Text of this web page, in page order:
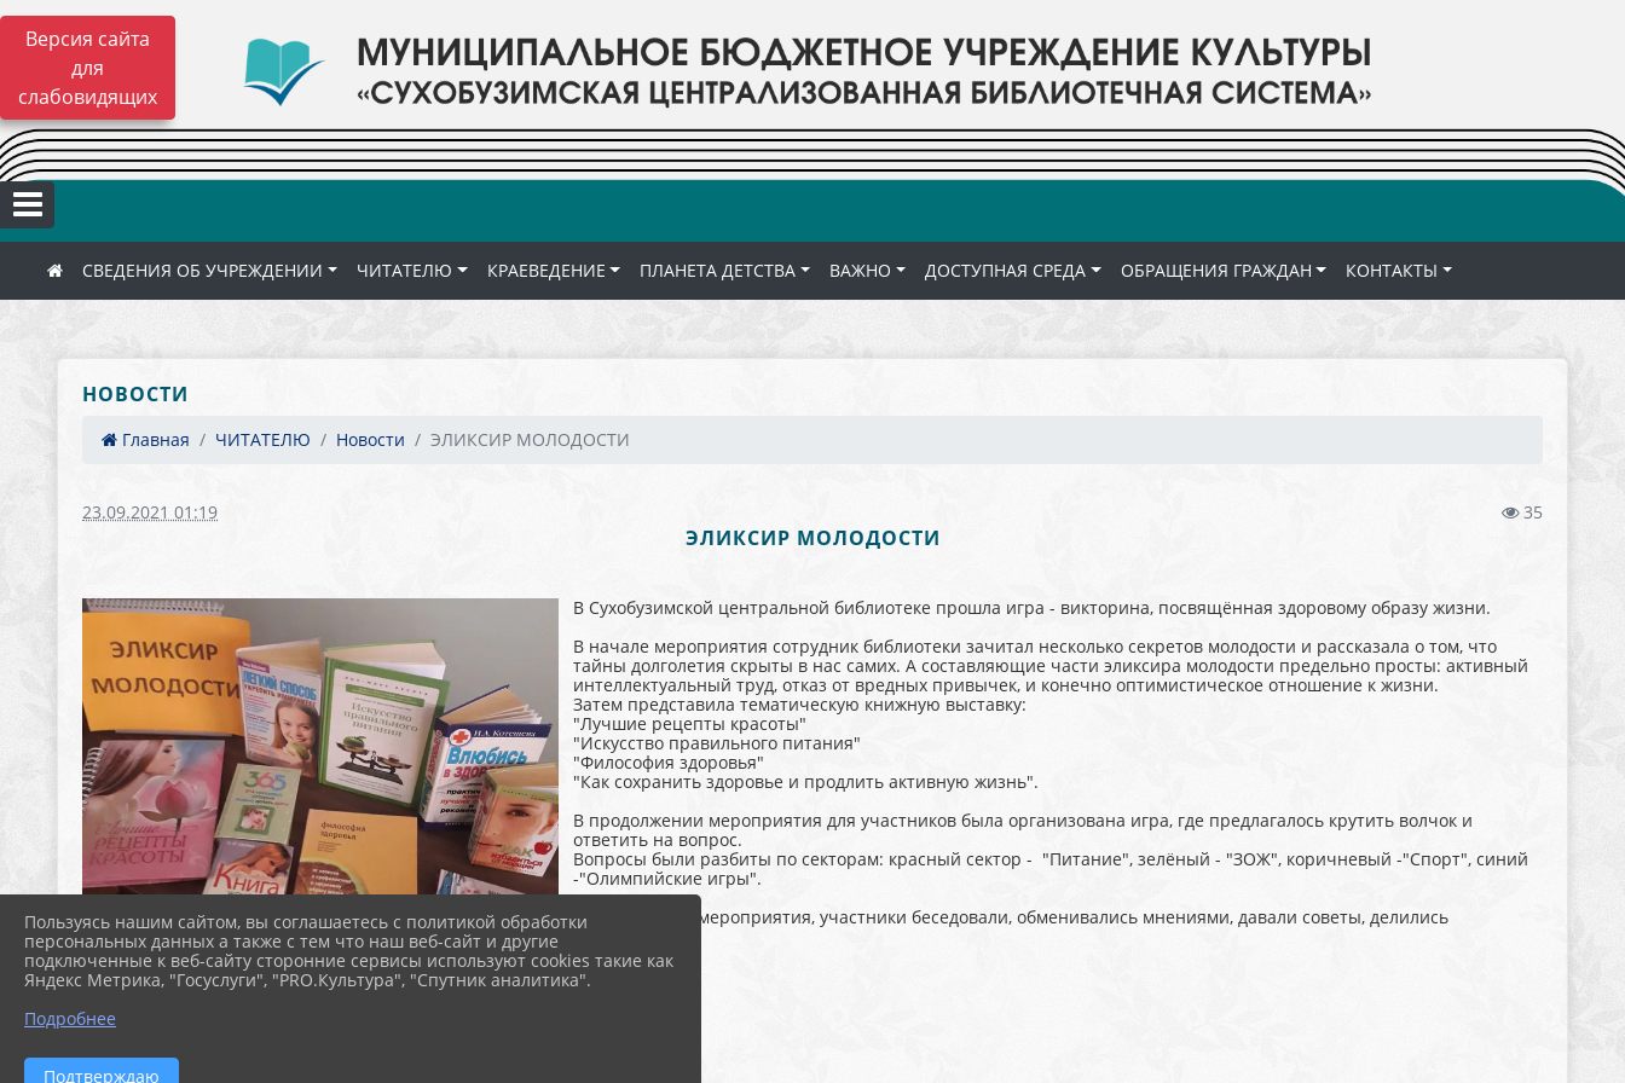
Версия сайта
для
слабовидящих
СВЕДЕНИЯ ОБ УЧРЕЖДЕНИИ ЧИТАТЕЛЮ КРАЕВЕДЕНИЕ ПЛАНЕТА ДЕТСТВА ВАЖНО ДОСТУПНАЯ СРЕДА ОБРАЩЕНИЯ ГРАЖДАН КОНТАКТЫ
НОВОСТИ
Главная ЧИТАТЕЛЮ Новости ЭЛИКСИР МОЛОДОСТИ
23.09.2021 01:19 35
ЭЛИКСИР МОЛОДОСТИ
В Сухобузимской центральной библиотеке прошла игра - викторина, посвящённая здоровому образу жизни.
В начале мероприятия сотрудник библиотеки зачитал несколько секретов молодости и рассказала о том, что
тайны долголетия скрыты в нас самих. А составляющие части эликсира молодости предельно просты: активный
интеллектуальный труд, отказ от вредных привычек, и конечно оптимистическое отношение к жизни.
Затем представила тематическую книжную выставку:
"Лучшие рецепты красоты"
"Искусство правильного питания"
"Философия здоровья"
"Как сохранить здоровье и продлить активную жизнь".
В продолжении мероприятия для участников была организована игра, где предлагалось крутить волчок и
ответить на вопрос.
Вопросы были разбиты по секторам: красный сектор - "Питание", зелёный - "ЗОЖ", коричневый -"Спорт", синий
-"Олимпийские игры".
В заключении мероприятия, участники беседовали, обменивались мнениями, давали советы, делились
рецептами.
Пользуясь нашим сайтом, вы соглашаетесь с политикой обработки
персональных данных а также с тем что наш веб-сайт и другие
подключенные к веб-сайту сторонние сервисы используют cookies такие как
Яндекс Метрика, "Госуслуги", "PRO.Культура", "Спутник аналитика".
Подробнее
Подтверждаю